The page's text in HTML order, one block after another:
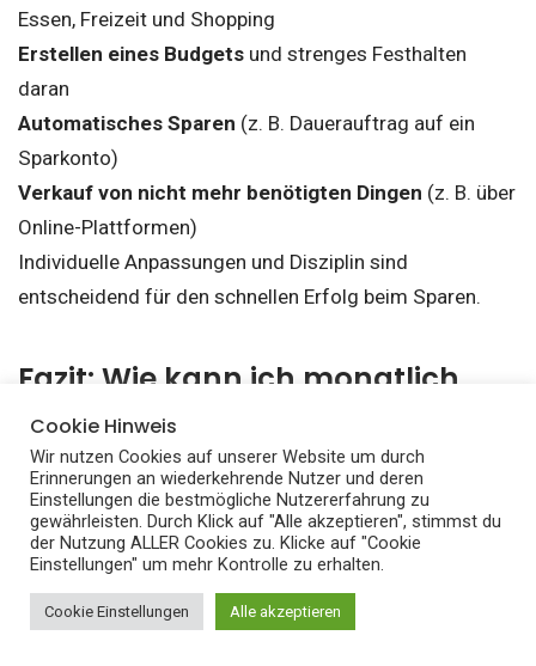
Essen, Freizeit und Shopping
Erstellen eines Budgets und strenges Festhalten
daran
Automatisches Sparen (z. B. Dauerauftrag auf ein
Sparkonto)
Verkauf von nicht mehr benötigten Dingen (z. B. über
Online-Plattformen)
Individuelle Anpassungen und Disziplin sind
entscheidend für den schnellen Erfolg beim Sparen.
Fazit: Wie kann ich monatlich
Geld Sparen?
Geld sparen ist eine essenzielle Fähigkeit, die dir helfen
kann, deine finanziellen Ziele zu erreichen und eine
sichere Zukunft aufzubauen. Hier sind die wichtigsten
Punkte, die du dir merken solltest:
Cookie Hinweis
Wir nutzen Cookies auf unserer Website um durch
Erinnerungen an wiederkehrende Nutzer und deren
Einstellungen die bestmögliche Nutzererfahrung zu
gewährleisten. Durch Klick auf "Alle akzeptieren", stimmst du
der Nutzung ALLER Cookies zu. Klicke auf "Cookie
Einstellungen" um mehr Kontrolle zu erhalten.
Cookie Einstellungen Alle akzeptieren